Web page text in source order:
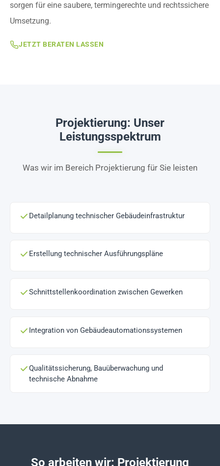
sorgen für eine saubere, termingerechte und rechtssichere
Umsetzung.
JETZT BERATEN LASSEN
Projektierung: Unser
Leistungsspektrum
Was wir im Bereich Projektierung für Sie leisten
Detailplanung technischer Gebäudeinfrastruktur
Erstellung technischer Ausführungspläne
Schnittstellenkoordination zwischen Gewerken
Integration von Gebäudeautomationssystemen
Qualitätssicherung, Bauüberwachung und
technische Abnahme
So arbeiten wir: Projektierung